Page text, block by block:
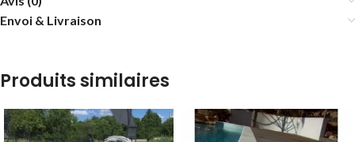
Envoi & Livraison
Produits similaires